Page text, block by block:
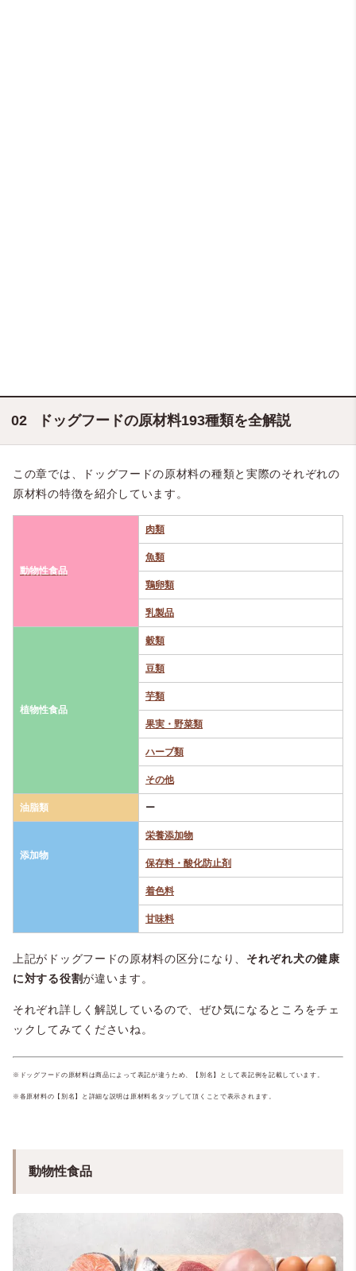
ドッグフードの原材料193種類を全解説
この章では、ドッグフードの原材料の種類と実際のそれぞれの
原材料の特徴を紹介しています。
動物性食品
肉類
魚類
鶏卵類
乳製品
植物性食品
穀類
豆類
芋類
果実・野菜類
ハーブ類
その他
油脂類 ー
添加物
栄養添加物
保存料・酸化防止剤
着色料
甘味料
上記がドッグフードの原材料の区分になり、 それぞれ犬の健康
に対する役割が違います。
それぞれ詳しく解説しているので、ぜひ気になるところをチェ
ックしてみてくださいね。
※ドッグフードの原材料は商品によって表記が違うため、【別名】として表記例を記載しています。
※各原材料の【別名】と詳細な説明は原材料名タップして頂くことで表示されます。
動物性食品